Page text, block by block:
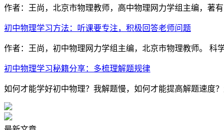
作者：王尚，北京市物理教师，高中物理网力学组主编，著
初中物理学习方法：听课要专注，积极回答老师问题
作者：王尚，初中物理网力学组主编，北京市物理教师。 科
初中物理学习秘籍分享：多梳理解题规律
如何才能学好初中物理？我解题慢，如何才能提高解题速度